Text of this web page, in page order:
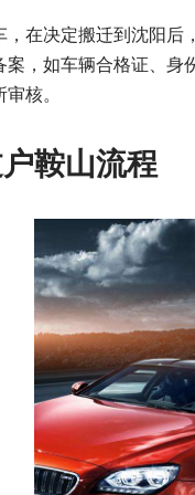
，在决定搬迁到沈阳
案，如车辆合格证、
核。
鞍山流程